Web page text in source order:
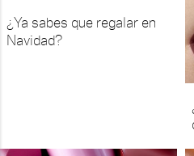
¿Ya sabes que regalar en
Navidad?